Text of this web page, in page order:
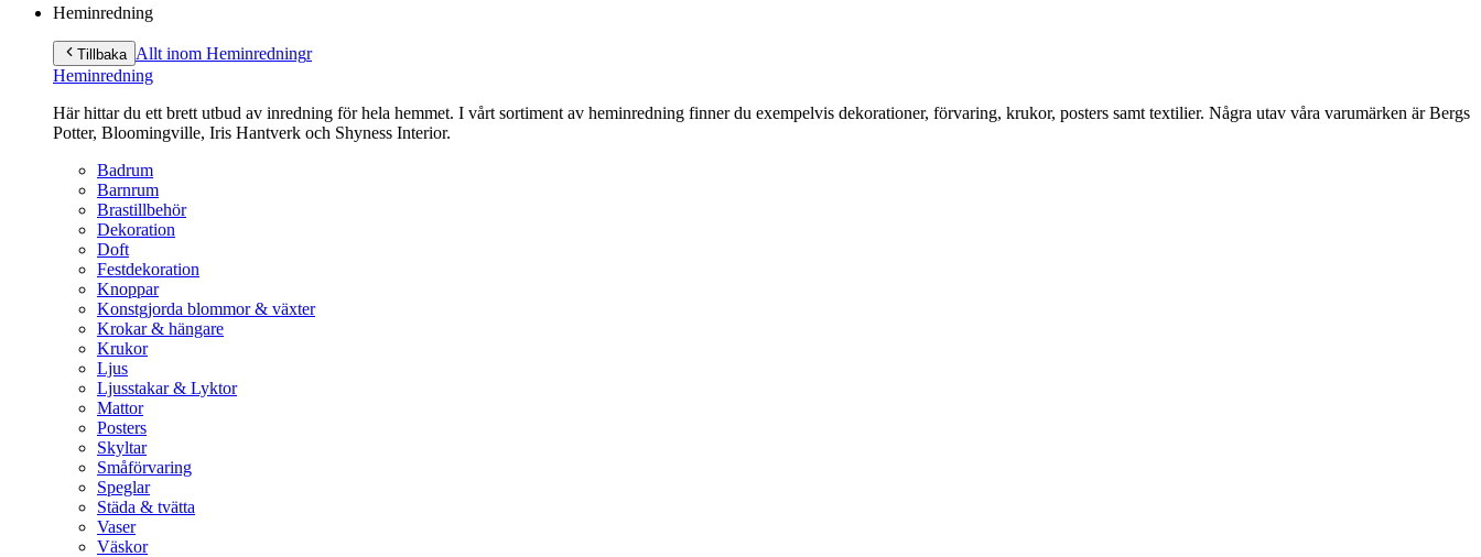
Heminredning
Tillbaka Allt inom Heminredningr
Heminredning
Här hittar du ett brett utbud av inredning för hela hemmet. I vårt sortiment av heminredning finner du exempelvis dekorationer, förvaring, krukor, posters samt textilier. Några utav våra varumärken är Bergs
Potter, Bloomingville, Iris Hantverk och Shyness Interior.
Badrum
Barnrum
Brastillbehör
Dekoration
Doft
Festdekoration
Knoppar
Konstgjorda blommor & växter
Krokar & hängare
Krukor
Ljus
Ljusstakar & Lyktor
Mattor
Posters
Skyltar
Småförvaring
Speglar
Städa & tvätta
Vaser
Väskor